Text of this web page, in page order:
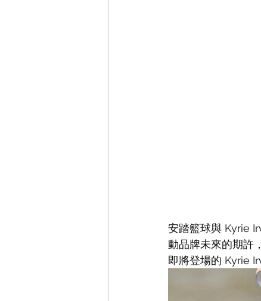
安踏籃球與 Kyrie
動品牌未來的期許
即將登場的 Kyrie